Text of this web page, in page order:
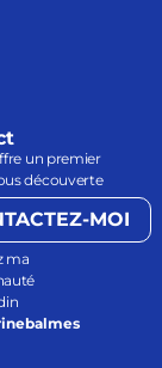
un premier
découverte
MOI
ma